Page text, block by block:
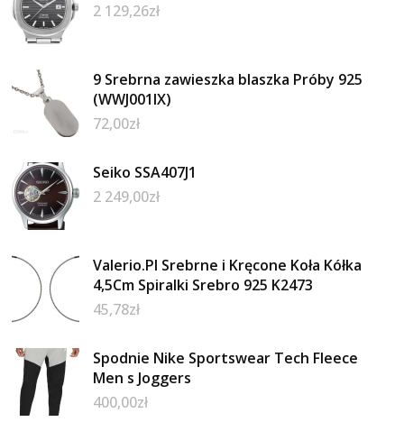
2 129,26zł
9 Srebrna zawieszka blaszka Próby 925
(WWJ001IX)
72,00zł
Seiko SSA407J1
2 249,00zł
Valerio.Pl Srebrne i Kręcone Koła Kółka
4,5Cm Spiralki Srebro 925 K2473
45,78zł
Spodnie Nike Sportswear Tech Fleece
Men s Joggers
400,00zł